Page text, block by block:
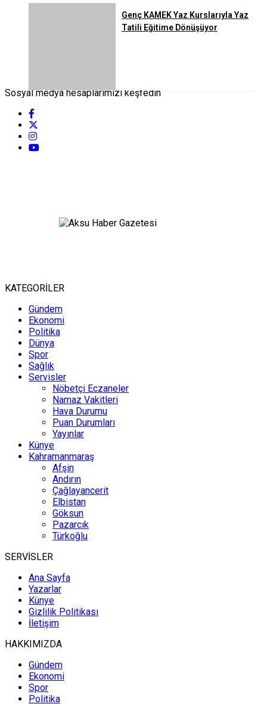
Genç KAMEK Yaz Kurslarıyla Yaz
Tatili Eğitime Dönüşüyor
Sosyal medya hesaplarımızı keşfedin
KATEGORİLER
Gündem
Ekonomi
Politika
Dünya
Spor
Sağlık
Servisler
Nöbetçi Eczaneler
Namaz Vakitleri
Hava Durumu
Puan Durumları
Yayınlar
Künye
Kahramanmaraş
Afşin
Andırın
Çağlayancerit
Elbistan
Göksun
Pazarcık
Türkoğlu
SERVİSLER
Ana Sayfa
Yazarlar
Künye
Gizlilik Politikası
İletişim
HAKKIMIZDA
Gündem
Ekonomi
Spor
Politika